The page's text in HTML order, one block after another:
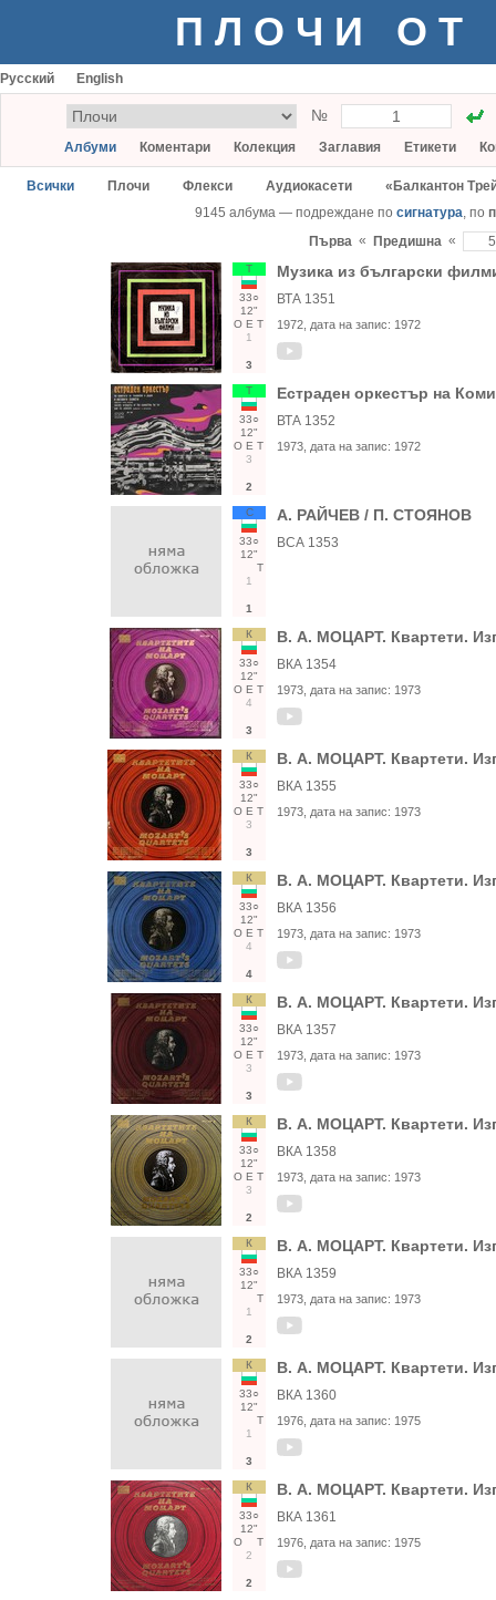
ПЛОЧИ ОТ
Русский English
№
Албуми Коментари Колекция Заглавия Етикети
Всички Плочи Флекси Аудиокасети
«Балкантон
9145 албума — подреждане по сигнатура, по
Първа « Предишна «
Т
33○
12"
О Е Т
1
3
Музика из български
ВТА 1351
1972 , дата на запис: 1972
Т
33○
12"
О Е Т
3
2
Естраден оркестър на
ВТА 1352
1973 , дата на запис: 1972
С
33○
12"
Т
1
1
А. РАЙЧЕВ / П. СТОЯНОВ
ВСА 1353
К
33○
12"
О Е Т
4
3
В. А. МОЦАРТ. Квартети.
ВКА 1354
1973 , дата на запис: 1973
К
33○
12"
О Е Т
3
3
В. А. МОЦАРТ. Квартети.
ВКА 1355
1973 , дата на запис: 1973
К
33○
12"
О Е Т
4
4
В. А. МОЦАРТ. Квартети.
ВКА 1356
1973 , дата на запис: 1973
К
33○
12"
О Е Т
3
3
В. А. МОЦАРТ. Квартети.
ВКА 1357
1973 , дата на запис: 1973
К
33○
12"
О Е Т
3
2
В. А. МОЦАРТ. Квартети.
ВКА 1358
1973 , дата на запис: 1973
К
33○
12"
Т
1
2
В. А. МОЦАРТ. Квартети.
ВКА 1359
1973 , дата на запис: 1973
К
33○
12"
Т
1
3
В. А. МОЦАРТ. Квартети.
ВКА 1360
1976 , дата на запис: 1975
К
33○
12"
О
Т
2
2
В. А. МОЦАРТ. Квартети.
ВКА 1361
1976 , дата на запис: 1975